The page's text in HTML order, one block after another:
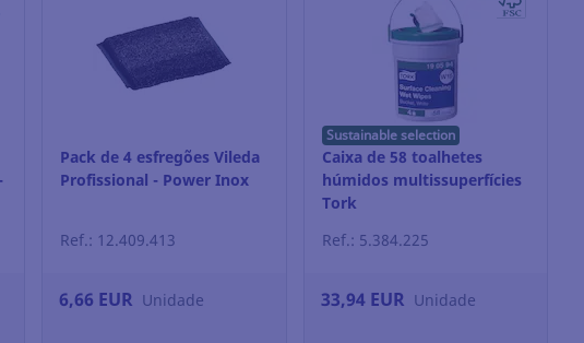
Pack de 4 esfregões Vileda
Profissional - Power Inox
Ref.: 12.409.413
6,66 EUR Unidade
Sustainable selection
Caixa de 58 toalhetes
húmidos multissuperfícies
Tork
Ref.: 5.384.225
33,94 EUR Unidade